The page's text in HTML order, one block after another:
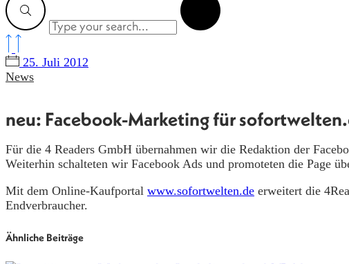
25. Juli 2012
News
neu: Facebook-Marketing für
Für die 4 Readers GmbH übernahmen wir die Redaktion der
Weiterhin schalteten wir Facebook Ads und promoteten die Page
Mit dem Online-Kaufportal www.sofortwelten.de erweitert die
Endverbraucher.
Ähnliche Beiträge